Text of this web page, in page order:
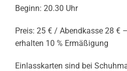
Beginn: 20.30 Uhr
Preis: 25 € / Abendkasse 28 €
erhalten 10 % Ermäßigung
Einlasskarten sind bei